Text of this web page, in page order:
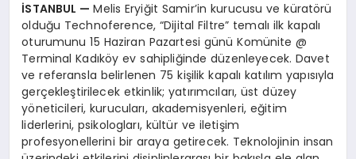
İSTANBUL —Melis Eryiğit Samir’in kurucusu ve küratörü
olduğu Technoference, “Dijital Filtre” temalı ilk kapalı
oturumunu 15 Haziran Pazartesi günü Komünite @
Terminal Kadıköy ev sahipliğinde düzenleyecek. Davet
ve referansla belirlenen 75 kişilik kapalı katılım yapısıyla
gerçekleştirilecek etkinlik; yatırımcıları, üst düzey
yöneticileri, kurucuları, akademisyenleri, eğitim
liderlerini, psikologları, kültür ve iletişim
profesyonellerini bir araya getirecek. Teknolojinin insan